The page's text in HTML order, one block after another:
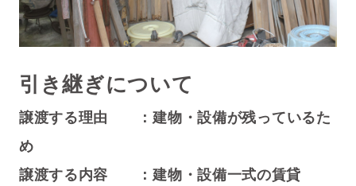
引き継ぎについて
譲渡する理由 ：建物・設備が残っているた
め
譲渡する内容 ：建物・設備一式の賃貸